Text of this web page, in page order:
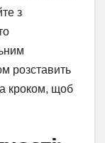
з
розставить
кроком, щоб